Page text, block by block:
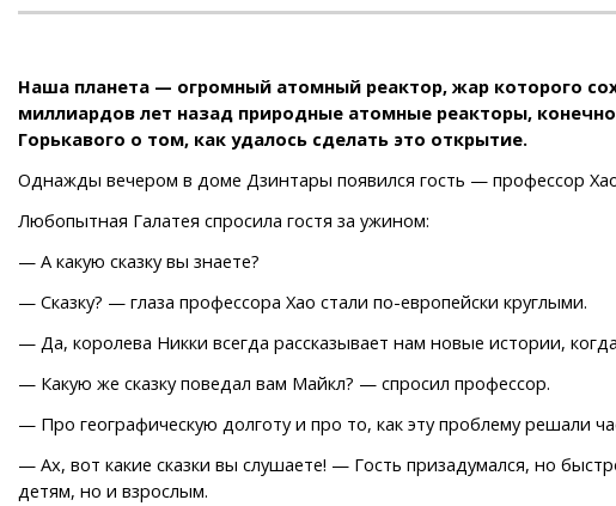
Наша планета — огромный атомный реактор, жар которого
миллиардов лет назад природные атомные реакторы,
Горькавого о том, как удалось сделать это открытие.
Однажды вечером в доме Дзинтары появился гость — профессор
Любопытная Галатея спросила гостя за ужином:
— А какую сказку вы знаете?
— Сказку? — глаза профессора Хао стали по-европейски круглыми.
— Да, королева Никки всегда рассказывает нам новые истории,
— Какую же сказку поведал вам Майкл? — спросил профессор.
— Про географическую долготу и про то, как эту проблему решали
— Ах, вот какие сказки вы слушаете! — Гость призадумался, но
детям, но и взрослым.